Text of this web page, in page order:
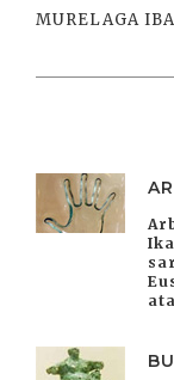
MURELAGA